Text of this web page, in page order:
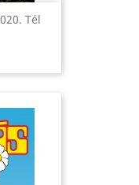
Tél